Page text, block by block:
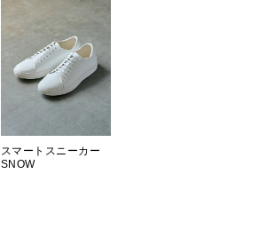
スマートスニーカー
SNOW